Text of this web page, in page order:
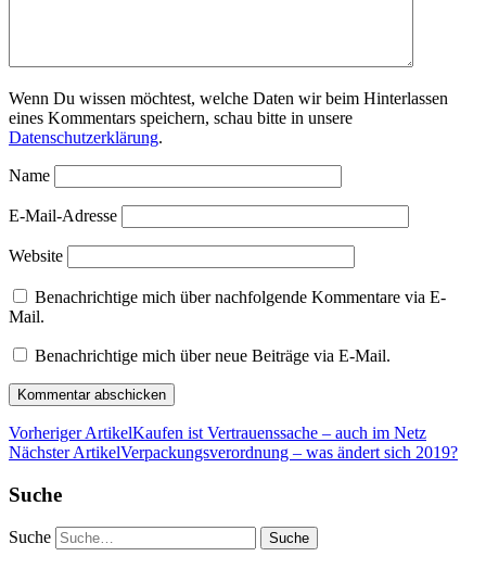
Wenn Du wissen möchtest, welche Daten wir beim Hinterlassen
eines Kommentars speichern, schau bitte in unsere
Datenschutzerklärung.
Name
E-Mail-Adresse
Website
Benachrichtige mich über nachfolgende Kommentare via E-
Mail.
Benachrichtige mich über neue Beiträge via E-Mail.
Vorheriger ArtikelKaufen ist Vertrauenssache – auch im Netz
Nächster ArtikelVerpackungsverordnung – was ändert sich 2019?
Suche
Suche